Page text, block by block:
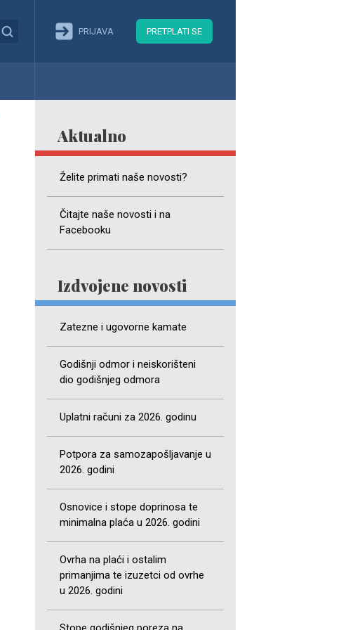
PRIJAVA PRETPLATI SE
Aktualno
Želite primati naše novosti?
Čitajte naše novosti i na
Facebooku
Izdvojene novosti
Zatezne i ugovorne kamate
Godišnji odmor i neiskorišteni
dio godišnjeg odmora
Uplatni računi za 2026. godinu
Potpora za samozapošljavanje u
2026. godini
Osnovice i stope doprinosa te
minimalna plaća u 2026. godini
Ovrha na plaći i ostalim
primanjima te izuzetci od ovrhe
u 2026. godini